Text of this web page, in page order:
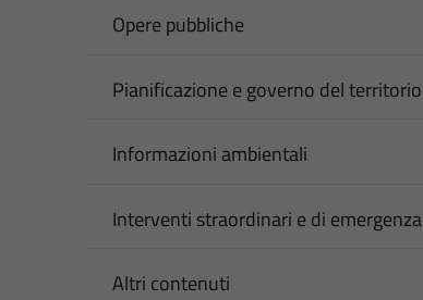
Opere pubbliche
Pianificazione e governo del territorio
Informazioni ambientali
Interventi straordinari e di emergenza
Altri contenuti